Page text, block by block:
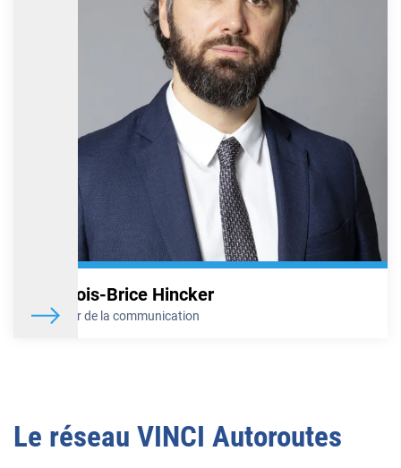
François-Brice Hincker
Directeur de la communication
Le réseau VINCI Autoroutes